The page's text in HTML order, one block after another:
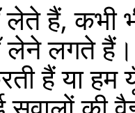
लेते हैं, कभी
लगते हैं।
हैं या हम